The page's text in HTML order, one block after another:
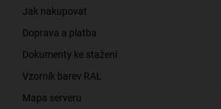
Jak nakupovat
Doprava a platba
Dokumenty ke stažení
Vzorník barev RAL
Mapa serveru